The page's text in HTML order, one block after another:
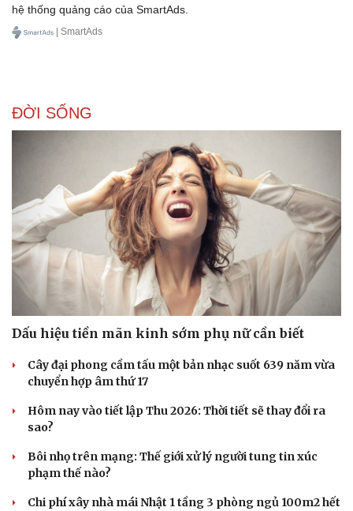
hệ thống quảng cáo của SmartAds.
| SmartAds
ĐỜI SỐNG
Dấu hiệu tiền mãn kinh sớm phụ nữ cần biết
Cây đại phong cầm tấu một bản nhạc suốt 639 năm vừa
chuyển hợp âm thứ 17
Hôm nay vào tiết lập Thu 2026: Thời tiết sẽ thay đổi ra
sao?
Bôi nhọ trên mạng: Thế giới xử lý người tung tin xúc
phạm thế nào?
Chi phí xây nhà mái Nhật 1 tầng 3 phòng ngủ 100m2 hết